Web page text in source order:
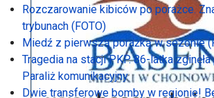
Rozczarowanie kibiców po porażce.
trybunach (FOTO)
Miedź z pierwszą porażką w sezonie
Tragedia na stacji PKP. 86-latka
Paraliż komunikacyjny
Dwie transferowe bomby w regionie!